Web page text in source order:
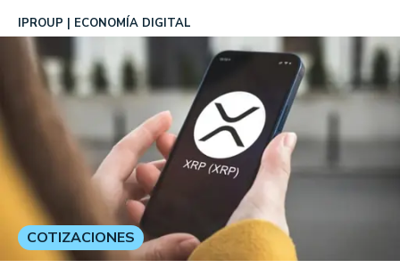
IPROUP ECONOMÍA DIGITAL
COTIZACIONES